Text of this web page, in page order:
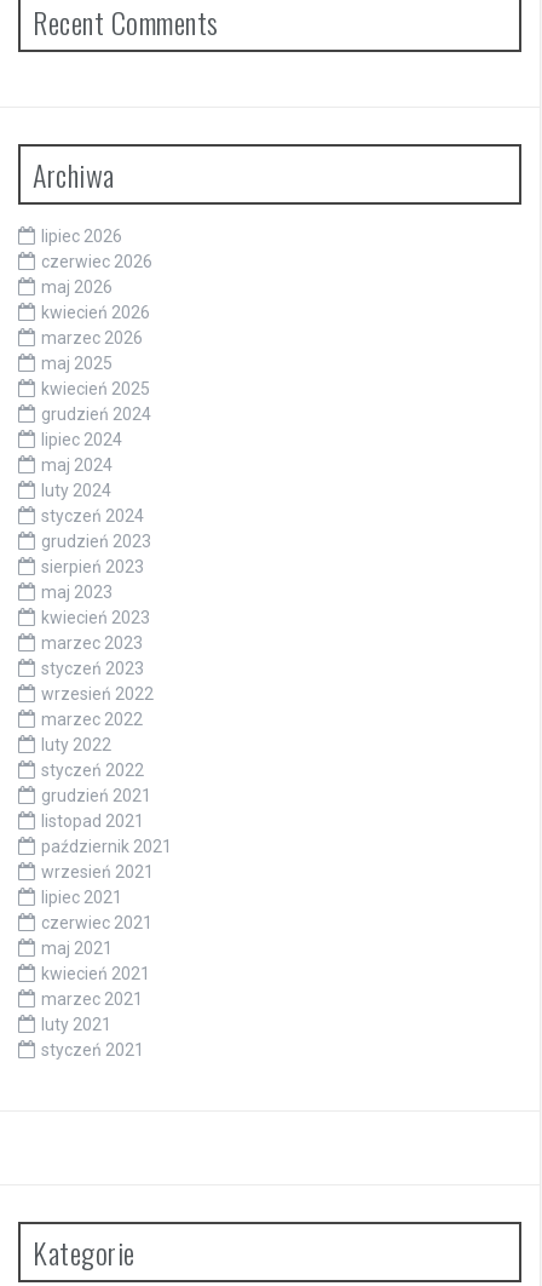
Recent Comments
Archiwa
lipiec 2026
czerwiec 2026
maj 2026
kwiecień 2026
marzec 2026
maj 2025
kwiecień 2025
grudzień 2024
lipiec 2024
maj 2024
luty 2024
styczeń 2024
grudzień 2023
sierpień 2023
maj 2023
kwiecień 2023
marzec 2023
styczeń 2023
wrzesień 2022
marzec 2022
luty 2022
styczeń 2022
grudzień 2021
listopad 2021
październik 2021
wrzesień 2021
lipiec 2021
czerwiec 2021
maj 2021
kwiecień 2021
marzec 2021
luty 2021
styczeń 2021
Kategorie